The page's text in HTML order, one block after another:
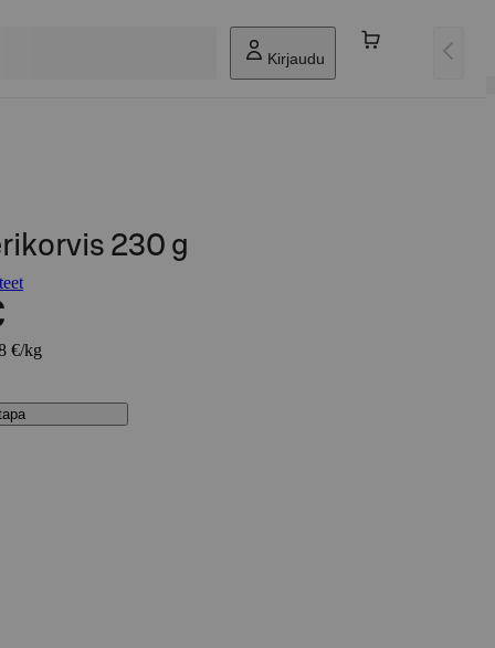
Kirjaudu
230 g
€/kg